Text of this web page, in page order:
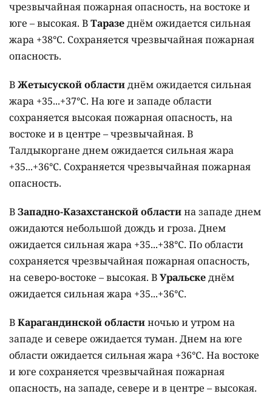
чрезвычайная пожарная опасность, на востоке и
юге – высокая. ВТаразеднём ожидается сильная
жара +38°C. Сохраняется чрезвычайная пожарная
опасность.
ВЖетысуской областиднём ожидается сильная
жара +35...+37°C. На юге и западе области
сохраняется высокая пожарная опасность, на
востоке и в центре – чрезвычайная. В
Талдыкоргане днем ожидается сильная жара
+35...+36°C. Сохраняется чрезвычайная пожарная
опасность.
ВЗападно-Казахстанской областина западе днем
ожидаются небольшой дождь и гроза. Днем
ожидается сильная жара +35...+38°C. По области
сохраняется чрезвычайная пожарная опасность,
на северо-востоке – высокая. ВУральскеднём
ожидается сильная жара +35...+36°C.
ВКарагандинской областиночью и утром на
западе и севере ожидается туман. Днем на юге
области ожидается сильная жара +36°C. На востоке
и юге сохраняется чрезвычайная пожарная
опасность, на западе, севере и в центре – высокая.